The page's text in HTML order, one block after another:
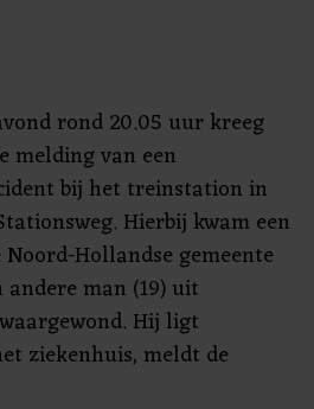
rond 20.05 uur kreeg
melding van een
bij het treinstation in
Hierbij kwam een
Hollandse gemeente
man (19) uit
Hij ligt
ziekenhuis, meldt de